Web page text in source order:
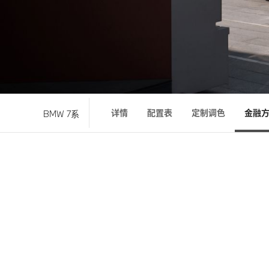
BMW 7系 详情 配置表 定制调色 金融